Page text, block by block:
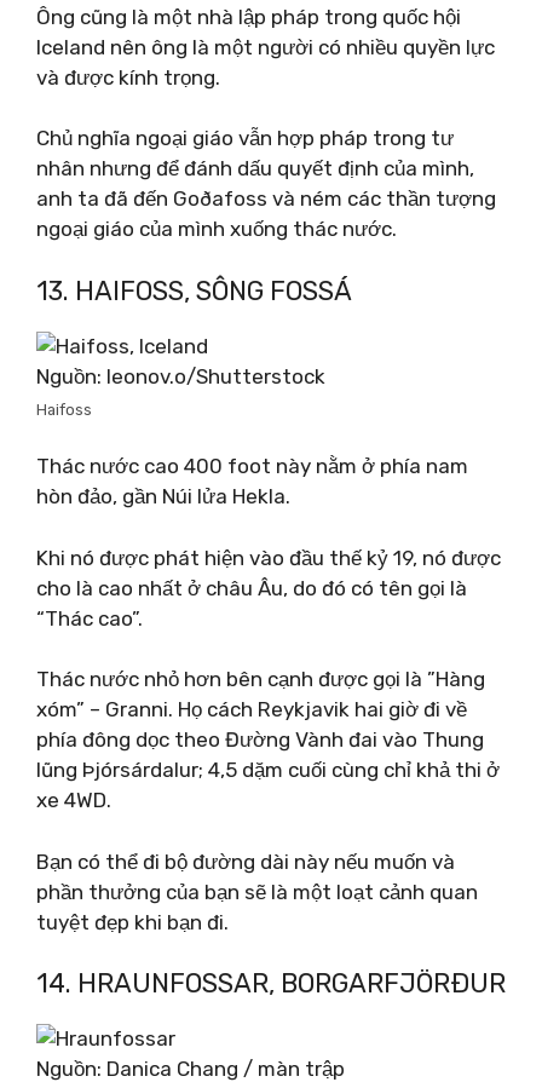
Ông cũng là một nhà lập pháp trong quốc hội
Iceland nên ông là một người có nhiều quyền lực
và được kính trọng.
Chủ nghĩa ngoại giáo vẫn hợp pháp trong tư
nhân nhưng để đánh dấu quyết định của mình,
anh ta đã đến Goðafoss và ném các thần tượng
ngoại giáo của mình xuống thác nước.
13. HAIFOSS, SÔNG FOSSÁ
Nguồn: leonov.o/Shutterstock
Haifoss
Thác nước cao 400 foot này nằm ở phía nam
hòn đảo, gần Núi lửa Hekla.
Khi nó được phát hiện vào đầu thế kỷ 19, nó được
cho là cao nhất ở châu Âu, do đó có tên gọi là
“Thác cao”.
Thác nước nhỏ hơn bên cạnh được gọi là ”Hàng
xóm” – Granni. Họ cách Reykjavik hai giờ đi về
phía đông dọc theo Đường Vành đai vào Thung
lũng Þjórsárdalur; 4,5 dặm cuối cùng chỉ khả thi ở
xe 4WD.
Bạn có thể đi bộ đường dài này nếu muốn và
phần thưởng của bạn sẽ là một loạt cảnh quan
tuyệt đẹp khi bạn đi.
14. HRAUNFOSSAR, BORGARFJÖRÐUR
Nguồn: Danica Chang / màn trập